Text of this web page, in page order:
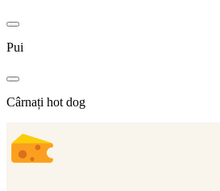
Pui
Cârnați hot dog